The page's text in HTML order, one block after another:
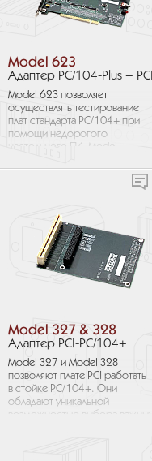
Model 623
Адаптер PC/104-Plus – PCI
Model 623 позволяет
осуществлять тестирование
плат стандарта PC/104+ при
помощи недорогого
настольного ПК. Model
Model 327 & 328
Адаптер PCI-PC/104+
Model 327 и Model 328
позволяют плате PCI работать
в стойке PC/104+. Они
обладают уникальной
возможностью выбора важных